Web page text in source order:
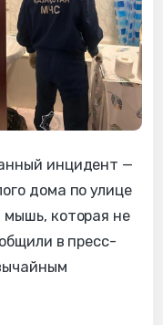
инцидент —
дома по улице
которая не
в пресс-